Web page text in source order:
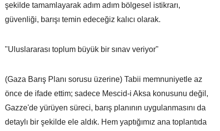
şekilde tamamlayarak adım adım bölgesel istikrarı,
güvenliği, barışı temin edeceğiz kalıcı olarak.
"Uluslararası toplum büyük bir sınav veriyor"
(Gaza Barış Planı sorusu üzerine) Tabii memnuniyetle az
önce de ifade ettim; sadece Mescid-i Aksa konusunu değil,
Gazze'de yürüyen süreci, barış planının uygulanmasını da
detaylı bir şekilde ele aldık. Hem yaptığımız ana toplantıda